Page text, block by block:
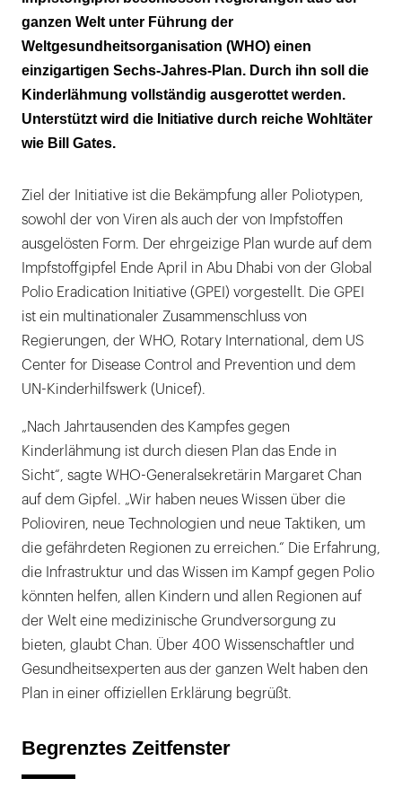
Generationen-Dividende
ganzen Welt unter Führung der
Weltgesundheitsorganisation (WHO) einen
einzigartigen Sechs-Jahres-Plan. Durch ihn soll die
Kinderlähmung vollständig ausgerottet werden.
Unterstützt wird die Initiative durch reiche Wohltäter
wie Bill Gates.
Ziel der Initiative ist die Bekämpfung aller Poliotypen,
sowohl der von Viren als auch der von Impfstoffen
ausgelösten Form. Der ehrgeizige Plan wurde auf dem
Impfstoffgipfel Ende April in Abu Dhabi von der Global
Polio Eradication Initiative (GPEI) vorgestellt. Die GPEI
ist ein multinationaler Zusammenschluss von
Regierungen, der WHO, Rotary International, dem US
Center for Disease Control and Prevention und dem
UN-Kinderhilfswerk (Unicef).
„Nach Jahrtausenden des Kampfes gegen
Kinderlähmung ist durch diesen Plan das Ende in
Sicht“, sagte WHO-Generalsekretärin Margaret Chan
auf dem Gipfel. „Wir haben neues Wissen über die
Polioviren, neue Technologien und neue Taktiken, um
die gefährdeten Regionen zu erreichen.“ Die Erfahrung,
die Infrastruktur und das Wissen im Kampf gegen Polio
könnten helfen, allen Kindern und allen Regionen auf
der Welt eine medizinische Grundversorgung zu
bieten, glaubt Chan. Über 400 Wissenschaftler und
Gesundheitsexperten aus der ganzen Welt haben den
Plan in einer offiziellen Erklärung begrüßt.
Begrenztes Zeitfenster